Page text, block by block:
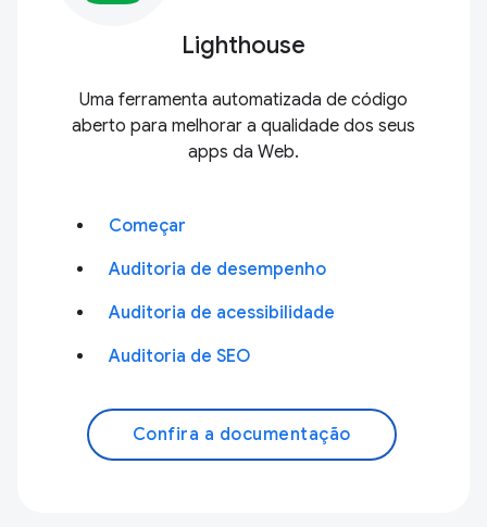
Lighthouse
Uma ferramenta automatizada de código
aberto para melhorar a qualidade dos seus
apps da Web.
Começar
Auditoria de desempenho
Auditoria de acessibilidade
Auditoria de SEO
Confira a documentação